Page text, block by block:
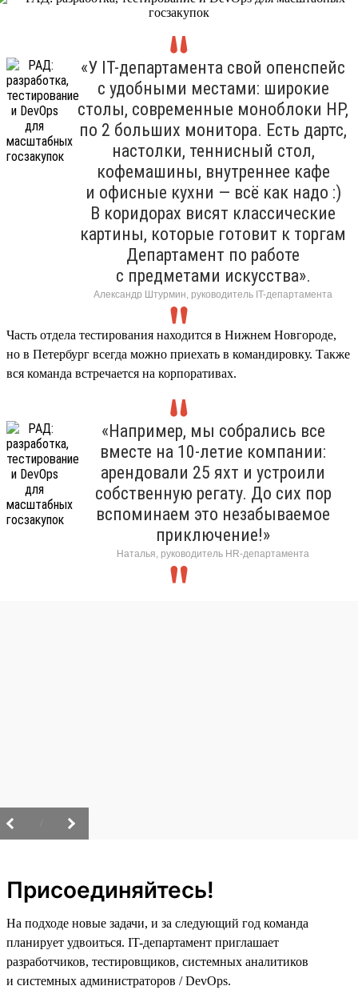
«У IT-департамента свой опенспейс
с удобными местами: широкие
столы, современные моноблоки HP,
по 2 больших монитора. Есть дартс,
настолки, теннисный стол,
кофемашины, внутреннее кафе
и офисные кухни — всё как надо :)
В коридорах висят классические
картины, которые готовит к торгам
Департамент по работе
с предметами искусства».
Александр Штурмин, руководитель IT-департамента
Часть отдела тестирования находится в Нижнем Новгороде,
но в Петербург всегда можно приехать в командировку. Также
вся команда встречается на корпоративах.
«Например, мы собрались все
вместе на 10-летие компании:
арендовали 25 яхт и устроили
собственную регату. До сих пор
вспоминаем это незабываемое
приключение!»
Наталья, руководитель HR-департамента
Присоединяйтесь!
На подходе новые задачи, и за следующий год команда
планирует удвоиться. IT-департамент приглашает
разработчиков, тестировщиков, системных аналитиков
и системных администраторов / DevOps.